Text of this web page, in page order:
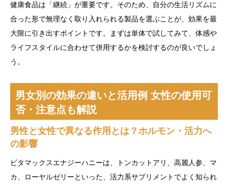
健康食品は「継続」が重要です。そのため、自分の生活リズムに
合った形で無理なく取り入れられる製品を選ぶことが、効果を最
大限に引き出すポイントです。まずは単体で試してみて、体感や
ライフスタイルに合わせて併用するかを検討するのが良いでしょ
う。
男女別の効果の違いと活用例 女性の使用可
否・注意点も解説
男性と女性で異なる作用とは？ホルモン・活力へ
の影響
ビタマックスエナジーハニーは、トンカットアリ、高麗人参、マ
カ、ローヤルゼリーといった、活力系サプリメントでよく知られ